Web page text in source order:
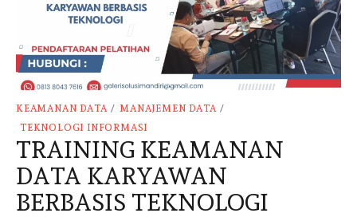
KEAMANAN DATA / MANAJEMEN DATA /
TEKNOLOGI INFORMASI
TRAINING KEAMANAN
DATA KARYAWAN
BERBASIS TEKNOLOGI